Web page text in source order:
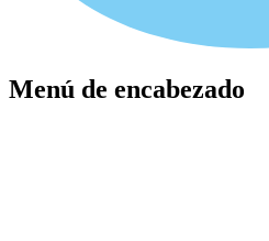
Menú de encabezado